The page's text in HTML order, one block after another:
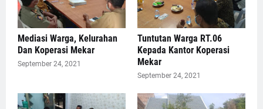
Mediasi Warga, Kelurahan
Dan Koperasi Mekar
September 24, 2021
Tuntutan Warga RT.06
Kepada Kantor Koperasi
Mekar
September 24, 2021